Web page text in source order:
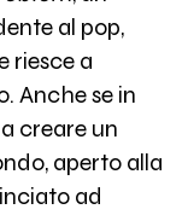
al pop,
riesce a
Anche se in
creare un
aperto alla
ad